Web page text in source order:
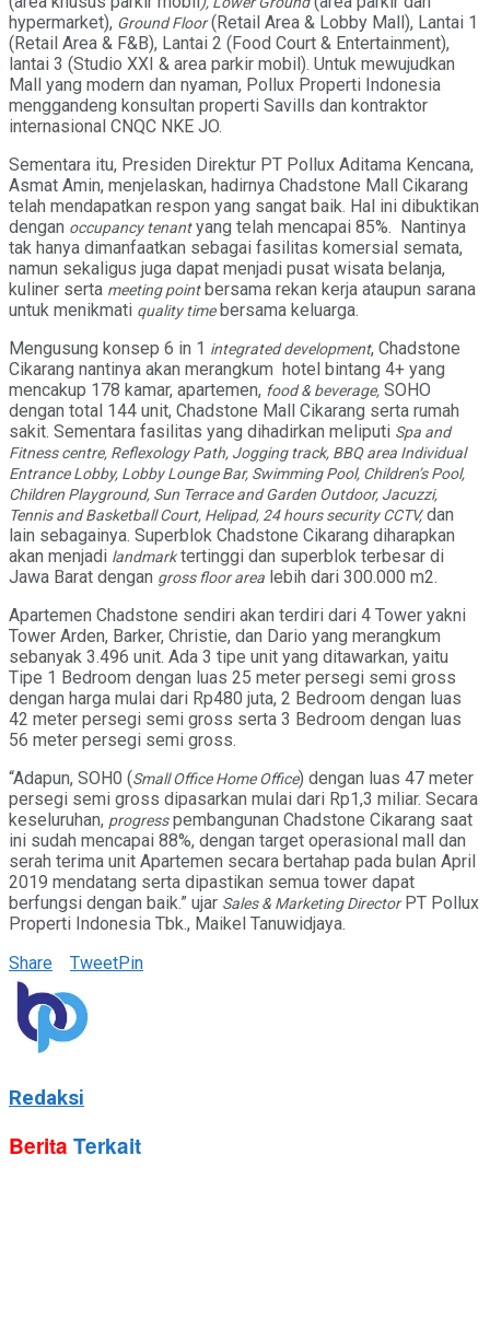
hypermarket), Ground Floor(Retail Area & Lobby Mall), Lantai 1
(Retail Area & F&B), Lantai 2 (Food Court & Entertainment),
lantai 3 (Studio XXI & area parkir mobil). Untuk mewujudkan
Mall yang modern dan nyaman, Pollux Properti Indonesia
menggandeng konsultan properti Savills dan kontraktor
internasional CNQC NKE JO.
Sementara itu, Presiden Direktur PT Pollux Aditama Kencana,
Asmat Amin, menjelaskan, hadirnya Chadstone Mall Cikarang
telah mendapatkan respon yang sangat baik. Hal ini dibuktikan
dengan occupancy tenantyang telah mencapai 85%. Nantinya
tak hanya dimanfaatkan sebagai fasilitas komersial semata,
namun sekaligus juga dapat menjadi pusat wisata belanja,
kuliner serta meeting pointbersama rekan kerja ataupun sarana
untuk menikmati quality timebersama keluarga.
Mengusung konsep 6 in 1 integrated development, Chadstone
Cikarang nantinya akan merangkum hotel bintang 4+ yang
mencakup 178 kamar, apartemen, food & beverage, SOHO
dengan total 144 unit, Chadstone Mall Cikarang serta rumah
sakit. Sementara fasilitas yang dihadirkan meliputi Spa and
Fitness centre, Reflexology Path, Jogging track, BBQ area Individual
Entrance Lobby, Lobby Lounge Bar, Swimming Pool, Children’s Pool,
Children Playground, Sun Terrace and Garden Outdoor, Jacuzzi,
Tennis and Basketball Court, Helipad, 24 hours security CCTV,dan
lain sebagainya. Superblok Chadstone Cikarang diharapkan
akan menjadi landmarktertinggi dan superblok terbesar di
Jawa Barat dengan gross floor area lebih dari 300.000 m2.
Apartemen Chadstone sendiri akan terdiri dari 4 Tower yakni
Tower Arden, Barker, Christie, dan Dario yang merangkum
sebanyak 3.496 unit. Ada 3 tipe unit yang ditawarkan, yaitu
Tipe 1 Bedroom dengan luas 25 meter persegi semi gross
dengan harga mulai dari Rp480 juta, 2 Bedroom dengan luas
42 meter persegi semi gross serta 3 Bedroom dengan luas
56 meter persegi semi gross.
“Adapun, SOH0 (Small Office Home Office) dengan luas 47 meter
persegi semi gross dipasarkan mulai dari Rp1,3 miliar. Secara
keseluruhan, progresspembangunan Chadstone Cikarang saat
ini sudah mencapai 88%, dengan target operasional mall dan
serah terima unit Apartemen secara bertahap pada bulan April
2019 mendatang serta dipastikan semua tower dapat
berfungsi dengan baik.” ujar Sales & Marketing DirectorPT Pollux
Properti Indonesia Tbk., Maikel Tanuwidjaya.
Share
TweetPin
Redaksi
Berita Terkait